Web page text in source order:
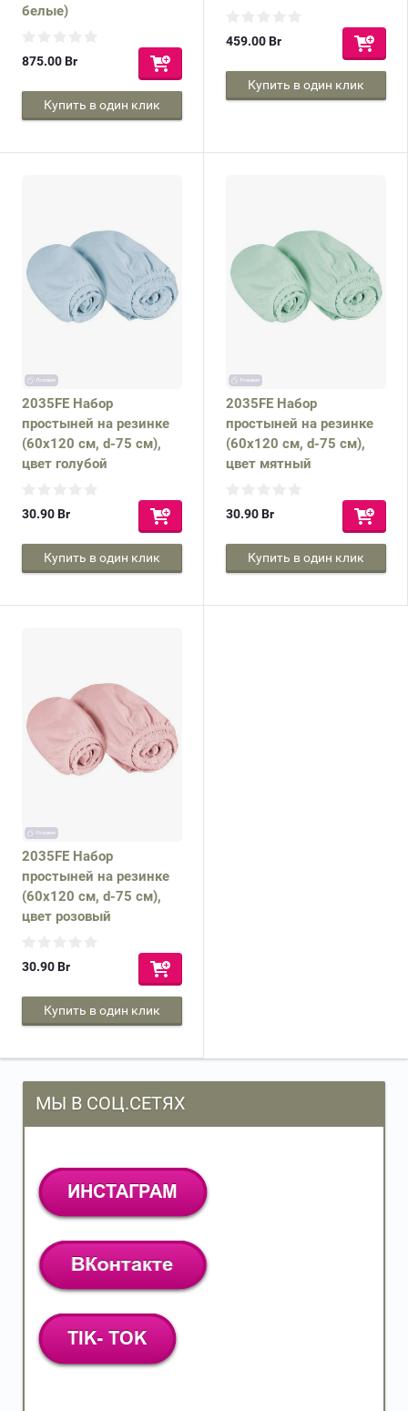
белые)
875.00Br
Купить в один клик
459.00Br
Купить в один клик
2035FE Набор
простыней на резинке
(60х120 см, d-75 см),
цвет голубой
30.90Br
Купить в один клик
2035FE Набор
простыней на резинке
(60х120 см, d-75 см),
цвет мятный
30.90Br
Купить в один клик
2035FE Набор
простыней на резинке
(60х120 см, d-75 см),
цвет розовый
30.90Br
Купить в один клик
МЫ В СОЦ.СЕТЯХ